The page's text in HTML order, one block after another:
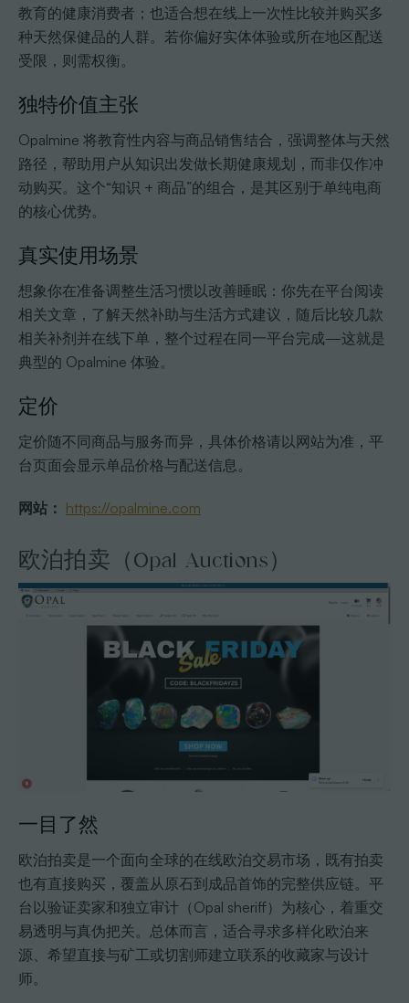
教育的健康消费者；也适合想在线上一次性比较并购买多
种天然保健品的人群。若你偏好实体体验或所在地区配送
受限，则需权衡。
独特价值主张
Opalmine 将教育性内容与商品销售结合，强调整体与天然
路径，帮助用户从知识出发做长期健康规划，而非仅作冲
动购买。这个“知识 + 商品”的组合，是其区别于单纯电商
的核心优势。
真实使用场景
想象你在准备调整生活习惯以改善睡眠：你先在平台阅读
相关文章，了解天然补助与生活方式建议，随后比较几款
相关补剂并在线下单，整个过程在同一平台完成—这就是
典型的 Opalmine 体验。
定价
定价随不同商品与服务而异，具体价格请以网站为准，平
台页面会显示单品价格与配送信息。
网站： https://opalmine.com
欧泊拍卖（Opal Auctions）
一目了然
欧泊拍卖是一个面向全球的在线欧泊交易市场，既有拍卖
也有直接购买，覆盖从原石到成品首饰的完整供应链。平
台以验证卖家和独立审计（Opal sheriff）为核心，着重交
易透明与真伪把关。总体而言，适合寻求多样化欧泊来
源、希望直接与矿工或切割师建立联系的收藏家与设计
师。